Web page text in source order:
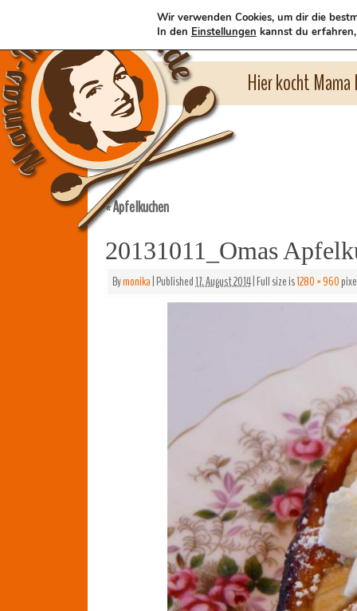
Hier kocht
«Apfelkuchen
20131011_Omas
Bymonika|Published17. August 2014|Full size is1280 × 960
Wir verwenden Cookies, um dir die
In den Einstellungen kannst du